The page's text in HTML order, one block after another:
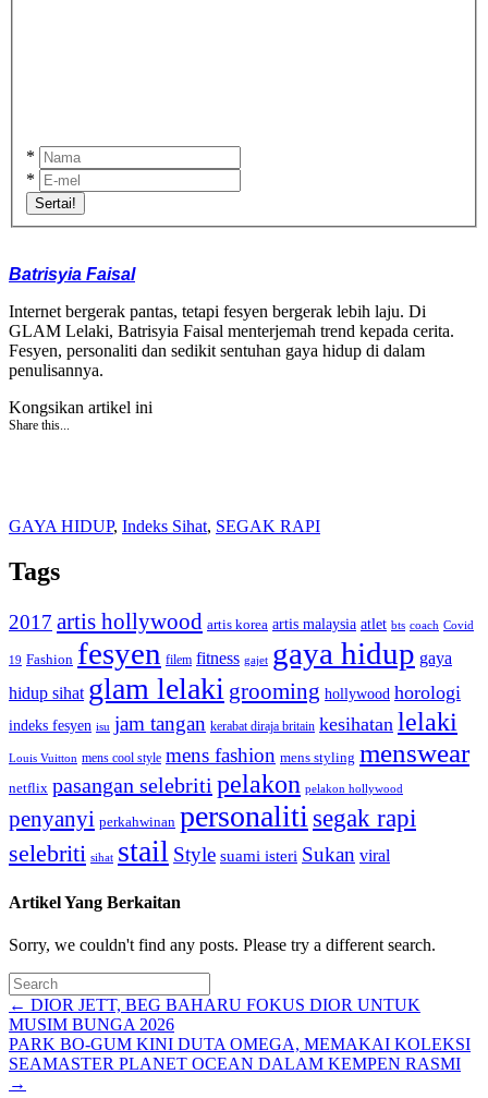
*
*
Sertai!
Batrisyia Faisal
Internet bergerak pantas, tetapi fesyen bergerak lebih laju. Di
GLAM Lelaki, Batrisyia Faisal menterjemah trend kepada cerita.
Fesyen, personaliti dan sedikit sentuhan gaya hidup di dalam
penulisannya.
Kongsikan artikel ini
Share this...
GAYA HIDUP, Indeks Sihat, SEGAK RAPI
Tags
2017 artis hollywood artis korea artis malaysia atlet bts coach Covid
19 Fashion fesyen filem fitness gajet gaya hidup gaya
hidup sihat glam lelaki grooming hollywood horologi
indeks fesyen isu jam tangan kerabat diraja britain kesihatan lelaki
Louis Vuitton mens cool style mens fashion mens styling menswear
netflix pasangan selebriti pelakon pelakon hollywood
penyanyi perkahwinan personalitisegak rapi
selebriti sihat stail Style suami isteri Sukan viral
Artikel Yang Berkaitan
Sorry, we couldn't find any posts. Please try a different search.
Posts
navigation
← DIOR JETT, BEG BAHARU FOKUS DIOR UNTUK
MUSIM BUNGA 2026
PARK BO-GUM KINI DUTA OMEGA, MEMAKAI KOLEKSI
SEAMASTER PLANET OCEAN DALAM KEMPEN RASMI
→